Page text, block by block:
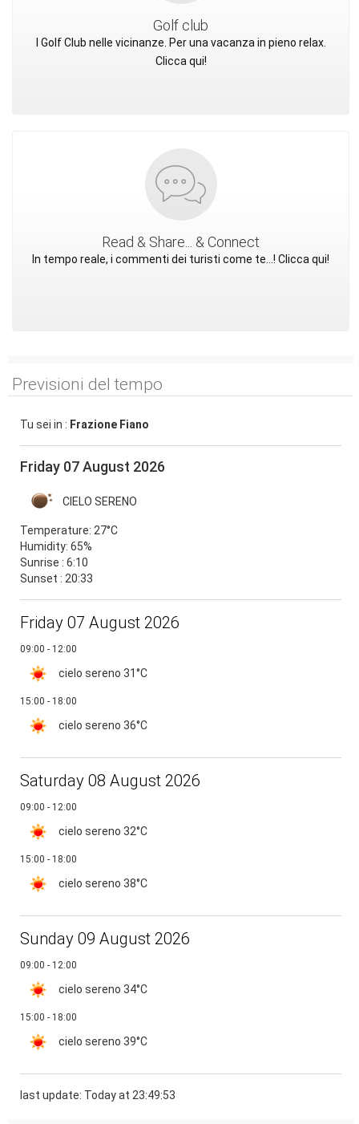
Golf club
I Golf Club nelle vicinanze. Per una vacanza in pieno relax.
Clicca qui!
Read & Share... & Connect
In tempo reale, i commenti dei turisti come te...! Clicca qui!
Previsioni del tempo
Tu sei in : Frazione Fiano
Friday 07 August 2026
CIELO SERENO
Temperature: 27°C
Humidity: 65%
Sunrise : 6:10
Sunset : 20:33
Friday 07 August 2026
09:00 - 12:00
cielo sereno 31°C
15:00 - 18:00
cielo sereno 36°C
Saturday 08 August 2026
09:00 - 12:00
cielo sereno 32°C
15:00 - 18:00
cielo sereno 38°C
Sunday 09 August 2026
09:00 - 12:00
cielo sereno 34°C
15:00 - 18:00
cielo sereno 39°C
last update: Today at 23:49:53